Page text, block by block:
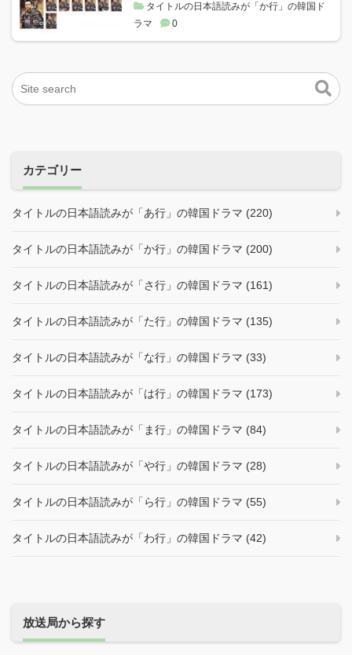
タイトルの日本語読みが「か行」の韓国ド
ラマ
0
カテゴリー
タイトルの日本語読みが「あ行」の韓国ドラマ (220)
タイトルの日本語読みが「か行」の韓国ドラマ (200)
タイトルの日本語読みが「さ行」の韓国ドラマ (161)
タイトルの日本語読みが「た行」の韓国ドラマ (135)
タイトルの日本語読みが「な行」の韓国ドラマ (33)
タイトルの日本語読みが「は行」の韓国ドラマ (173)
タイトルの日本語読みが「ま行」の韓国ドラマ (84)
タイトルの日本語読みが「や行」の韓国ドラマ (28)
タイトルの日本語読みが「ら行」の韓国ドラマ (55)
タイトルの日本語読みが「わ行」の韓国ドラマ (42)
放送局から探す